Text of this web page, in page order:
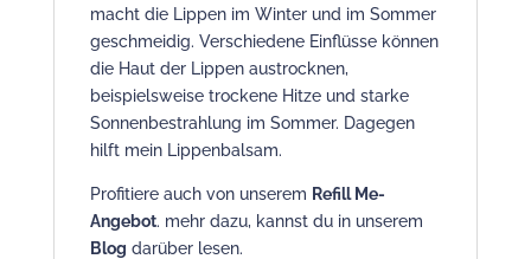
macht die Lippen im Winter und im Sommer
geschmeidig. Verschiedene Einflüsse können
die Haut der Lippen austrocknen,
beispielsweise trockene Hitze und starke
Sonnenbestrahlung im Sommer. Dagegen
hilft mein Lippenbalsam.
Profitiere auch von unserem Refill Me-
Angebot. mehr dazu, kannst du in unserem
Blog darüber lesen.